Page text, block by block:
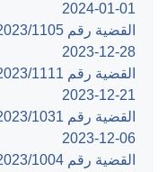
‎2024-01-01‏
‎2023-12-28‏
‎2023-12-21‏
‎2023-12-06‏